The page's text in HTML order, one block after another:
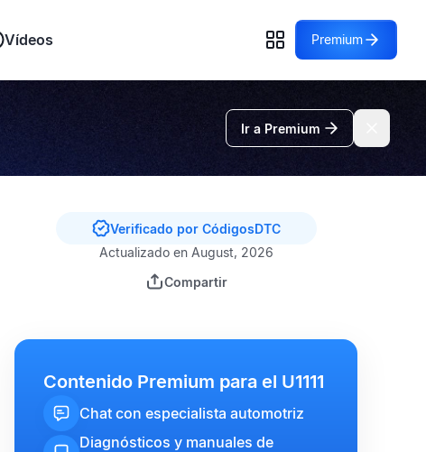
Vídeos Premium
Ir a Premium
Verificado por CódigosDTC
Actualizado en August, 2026
Compartir
Contenido Premium para el U1111
Chat con especialista automotriz
Diagnósticos y manuales de